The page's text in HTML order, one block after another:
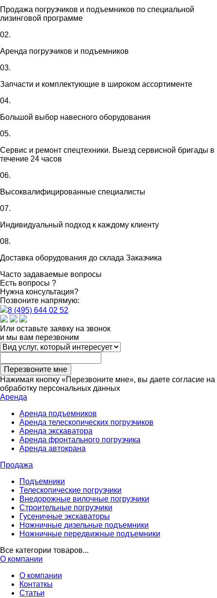
Продажа погрузчиков и подъемников по специальной
лизинговой программе
02.
Аренда погрузчиков и подъемников
03.
Запчасти и комплектующие в широком ассортименте
04.
Большой выбор навесного оборудования
05.
Сервис и ремонт спецтехники. Выезд сервисной бригады в
течение 24 часов
06.
Высоквалифицированные специалисты
07.
Индивидуальный подход к каждому клиенту
08.
Доставка оборудования до склада Заказчика
Часто задаваемые вопросы
Есть вопросы ?
Нужна консультация?
Позвоните напрямую:
8 (495) 644 02 52
Или оставьте заявку на звонок
и мы вам перезвоним
Перезвоните мне
Нажимая кнопку «Перезвоните мне», вы даете согласие на
обработку персональных данных
Аренда
Аренда подъемников
Аренда телескопических погрузчиков
Аренда экскаватора
Аренда фронтального погрузчика
Аренда автокрана
Продажа
Подъемники
Телескопические погрузчики
Внедорожные вилочные погрузчики
Строительные погрузчики
Гусеничные экскаваторы
Ножничные дизельные подъемники
Ножничные передвижные подъемники
Все категории товаров...
О компании
О компании
Контаткы
Статьи